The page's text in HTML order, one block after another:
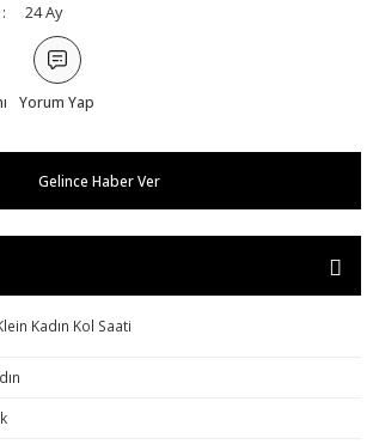
24 Ay
Yorum Yap
Gelince Haber Ver
Kadın Kol Saati